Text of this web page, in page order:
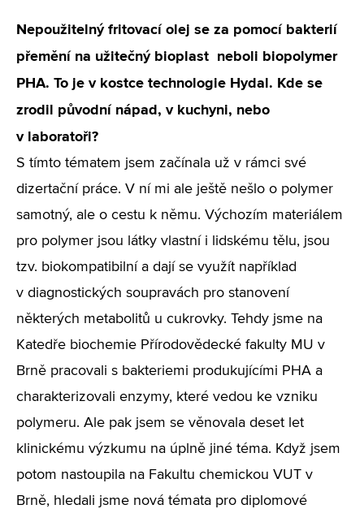
Nepoužitelný fritovací olej se za pomocí bakterií
přemění na užitečný bioplast neboli biopolymer
PHA. To je v kostce technologie Hydal. Kde se
zrodil původní nápad, v kuchyni, nebo
v laboratoři?
S tímto tématem jsem začínala už v rámci své
dizertační práce. V ní mi ale ještě nešlo o polymer
samotný, ale o cestu k němu. Výchozím materiálem
pro polymer jsou látky vlastní i lidskému tělu, jsou
tzv. biokompatibilní a dají se využít například
v diagnostických soupravách pro stanovení
některých metabolitů u cukrovky. Tehdy jsme na
Katedře biochemie Přírodovědecké fakulty MU v
Brně pracovali s bakteriemi produkujícími PHA a
charakterizovali enzymy, které vedou ke vzniku
polymeru. Ale pak jsem se věnovala deset let
klinickému výzkumu na úplně jiné téma. Když jsem
potom nastoupila na Fakultu chemickou VUT v
Brně, hledali jsme nová témata pro diplomové